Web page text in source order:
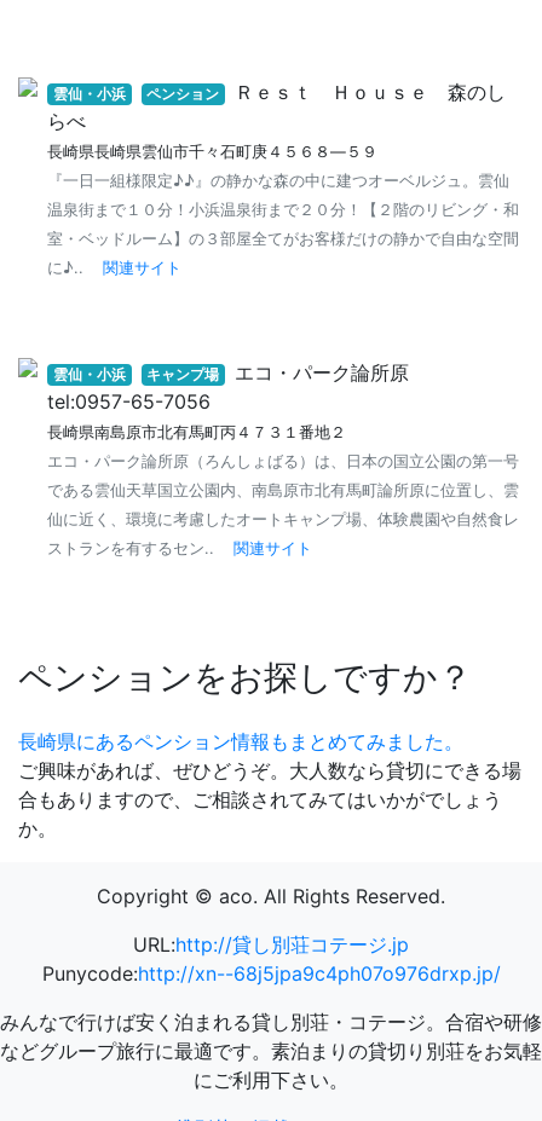
雲仙・小浜 ペンション
Ｒｅｓｔ Ｈｏｕｓｅ 森のし
らべ
長崎県長崎県雲仙市千々石町庚４５６８―５９
『一日一組様限定♪♪』の静かな森の中に建つオーベルジュ。雲仙
温泉街まで１０分！小浜温泉街まで２０分！【２階のリビング・和
室・ベッドルーム】の３部屋全てがお客様だけの静かで自由な空間
に♪..
関連サイト
雲仙・小浜 キャンプ場
エコ・パーク論所原
tel:0957-65-7056
長崎県南島原市北有馬町丙４７３１番地２
エコ・パーク論所原（ろんしょばる）は、日本の国立公園の第一号
である雲仙天草国立公園内、南島原市北有馬町論所原に位置し、雲
仙に近く、環境に考慮したオートキャンプ場、体験農園や自然食レ
ストランを有するセン..
関連サイト
ペンションをお探しですか？
長崎県にあるペンション情報もまとめてみました。
ご興味があれば、ぜひどうぞ。大人数なら貸切にできる場
合もありますので、ご相談されてみてはいかがでしょう
か。
Copyright © aco. All Rights Reserved.
URL:http://貸し別荘コテージ.jp
Punycode:http://xn--68j5jpa9c4ph07o976drxp.jp/
みんなで行けば安く泊まれる貸し別荘・コテージ。合宿や研修
などグループ旅行に最適です。素泊まりの貸切り別荘をお気軽
にご利用下さい。